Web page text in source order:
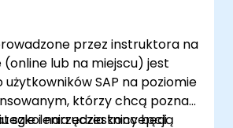
przez instruktora na
(online lub na miejscu) jest
SAP na poziomie
którzy chcą poznać
i narzędzia koncepcji
szkolenia uczestnicy będą